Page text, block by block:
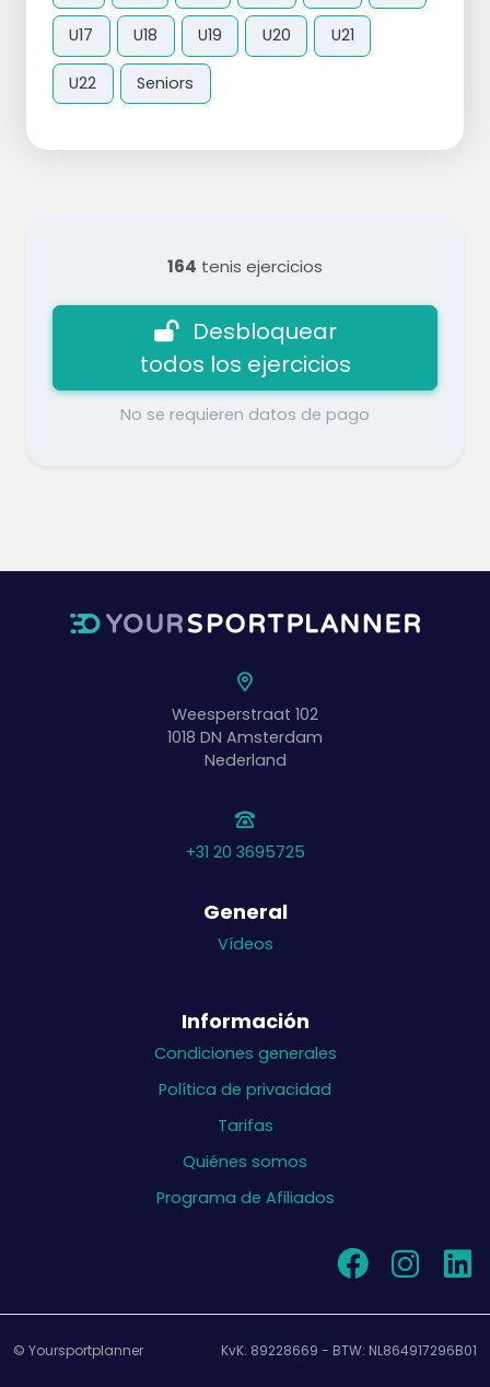
U17 U18 U19 U20 U21
U22 Seniors
164 tenis ejercicios
Desbloquear
todos los ejercicios
No se requieren datos de pago
Weesperstraat 102
1018 DN Amsterdam
Nederland
+31 20 3695725
General
Vídeos
Información
Condiciones generales
Política de privacidad
Tarifas
Quiénes somos
Programa de Afiliados
© Yoursportplanner KvK: 89228669 - BTW: NL864917296B01